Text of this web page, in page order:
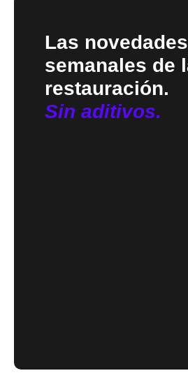
Las novedades
semanales de
restauración.
Sin aditivos.